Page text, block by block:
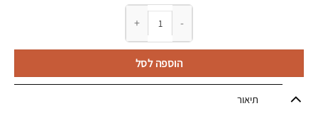
כמות של צמיד קשיח שחור לגבר עם ספרות רומיות
הוספה לסל
תיאור